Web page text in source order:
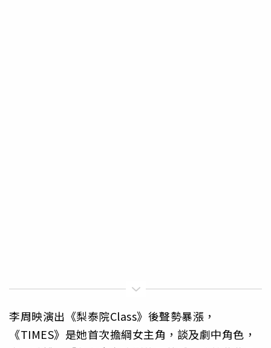
李周映演出《梨泰院Class》後聲勢暴漲，
《TIMES》是她首次擔綱女主角，談及劇中角色，